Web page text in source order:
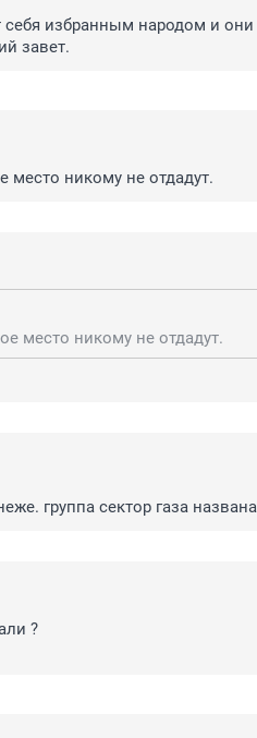
себя избранным народом и
завет.
место никому не отдадут.
место никому не отдадут.
группа сектор газа
?